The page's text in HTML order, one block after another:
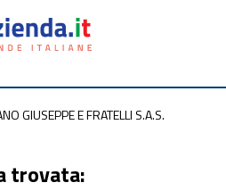
GIUSEPPE E FRATELLI S.A.S.
trovata: